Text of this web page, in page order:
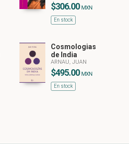
$306.00 MXN
En stock
Cosmologias
de India
ARNAU, JUAN
$495.00 MXN
En stock